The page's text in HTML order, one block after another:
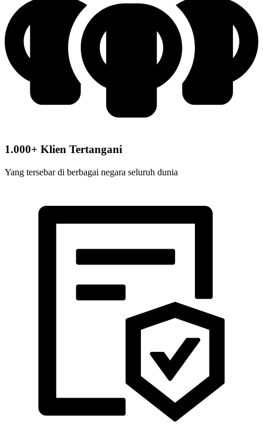
1.000+ Klien Tertangani
Yang tersebar di berbagai negara seluruh dunia